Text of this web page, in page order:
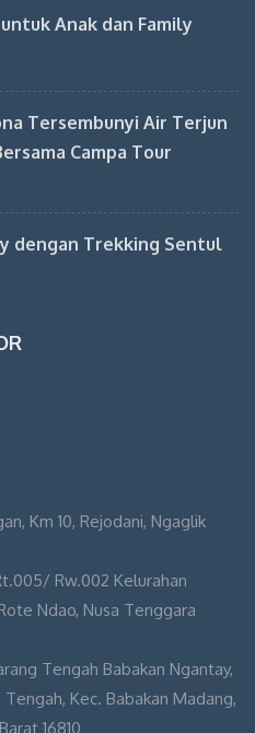
Anak dan Family
Tersembunyi Air Terjun
Campa Tour
dengan Trekking Sentul
Km 10, Rejodani, Ngaglik
Rw.002 Kelurahan
Ndao, Nusa Tenggara
Tengah Babakan Ngantay,
Kec. Babakan Madang,
16810